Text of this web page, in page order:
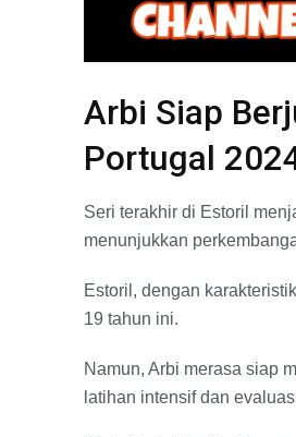
Arbi Siap
Portugal
Seri terakhir di Estoril
menunjukkan
Estoril, dengan
19 tahun ini.
Namun, Arbi merasa siap
latihan intensif dan